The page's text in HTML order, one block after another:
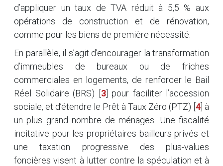
d’appliquer un taux de TVA réduit à 5,5 % aux
opérations de construction et de rénovation,
comme pour les biens de première nécessité.
En parallèle, il s’agit d’encourager la transformation
d’immeubles de bureaux ou de friches
commerciales en logements, de renforcer le Bail
Réel Solidaire (BRS)
3] pour faciliter l’accession
sociale, et d’étendre le Prêt à Taux Zéro (PTZ) 4 à
un plus grand nombre de ménages. Une fiscalité
incitative pour les propriétaires bailleurs privés et
une taxation progressive des plus-values
foncières visent à lutter contre la spéculation et à